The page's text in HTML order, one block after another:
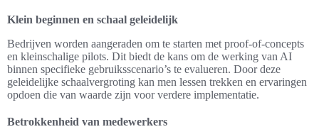
Klein beginnen en schaal geleidelijk
Bedrijven worden aangeraden om te starten met proof-of-concepts
en kleinschalige pilots. Dit biedt de kans om de werking van AI
binnen specifieke gebruiksscenario’s te evalueren. Door deze
geleidelijke schaalvergroting kan men lessen trekken en ervaringen
opdoen die van waarde zijn voor verdere implementatie.
Betrokkenheid van medewerkers